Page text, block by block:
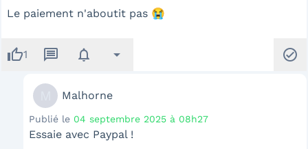
Le paiement n'aboutit pas 😭
thumb_up1 message notifications arrow_drop_down check_circle
Malhorne
Publié le 04 septembre 2025 à 08h27
Essaie avec Paypal !